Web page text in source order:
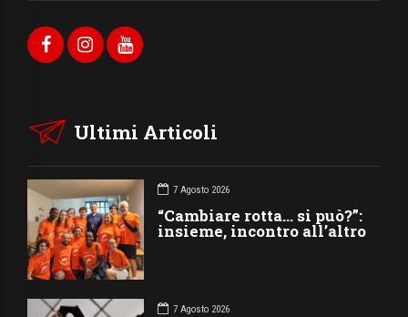
Ultimi Articoli
7 Agosto 2026
“Cambiare rotta… si può?”:
insieme, incontro all’altro
7 Agosto 2026